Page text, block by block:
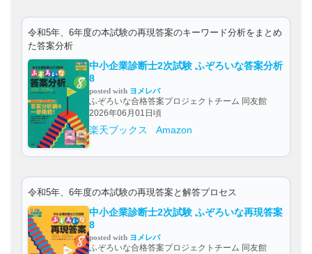
令和5年、6年度の本試験の再現答案のキーワード分析をまとめ
た答案分析
中小企業診断士2次試験 ふぞろいな答案分析
8
posted with ヨメレバ
ふぞろいな合格答案プロジェクトチーム 同友館
2026年06月01日頃
楽天ブックス Amazon
令和5年、6年度の本試験の再現答案と解答プロセス
中小企業診断士2次試験 ふぞろいな再現答案
8
posted with ヨメレバ
ふぞろいな合格答案プロジェクトチーム 同友館